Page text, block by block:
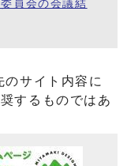
員会の会議結
のサイト内容に
するものではあ